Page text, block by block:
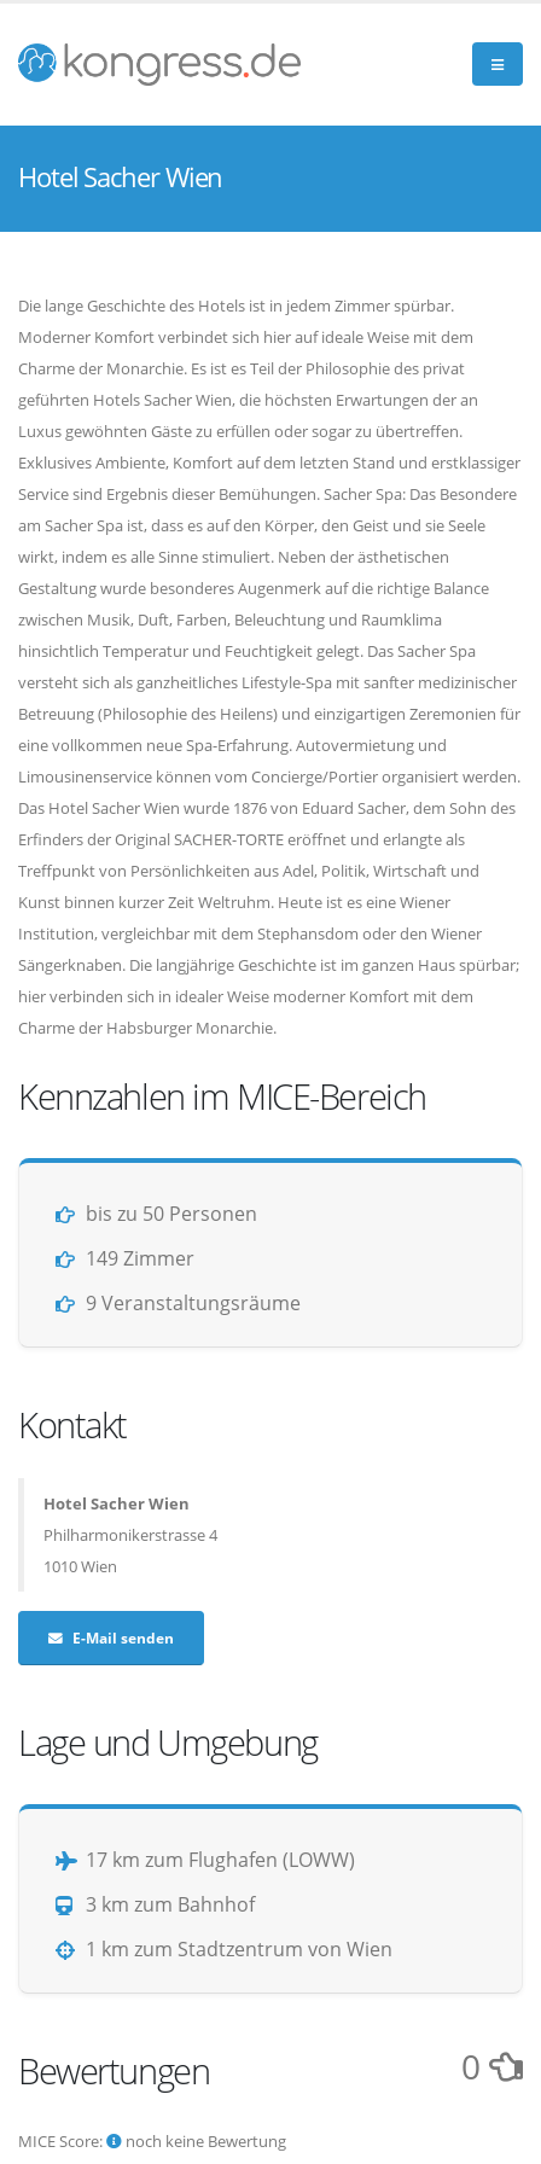
Hotel Sacher Wien
Die lange Geschichte des Hotels ist in jedem Zimmer spürbar.
Moderner Komfort verbindet sich hier auf ideale Weise mit dem
Charme der Monarchie. Es ist es Teil der Philosophie des privat
geführten Hotels Sacher Wien, die höchsten Erwartungen der an
Luxus gewöhnten Gäste zu erfüllen oder sogar zu übertreffen.
Exklusives Ambiente, Komfort auf dem letzten Stand und erstklassiger
Service sind Ergebnis dieser Bemühungen. Sacher Spa: Das Besondere
am Sacher Spa ist, dass es auf den Körper, den Geist und sie Seele
wirkt, indem es alle Sinne stimuliert. Neben der ästhetischen
Gestaltung wurde besonderes Augenmerk auf die richtige Balance
zwischen Musik, Duft, Farben, Beleuchtung und Raumklima
hinsichtlich Temperatur und Feuchtigkeit gelegt. Das Sacher Spa
versteht sich als ganzheitliches Lifestyle-Spa mit sanfter medizinischer
Betreuung (Philosophie des Heilens) und einzigartigen Zeremonien für
eine vollkommen neue Spa-Erfahrung. Autovermietung und
Limousinenservice können vom Concierge/Portier organisiert werden.
Das Hotel Sacher Wien wurde 1876 von Eduard Sacher, dem Sohn des
Erfinders der Original SACHER-TORTE eröffnet und erlangte als
Treffpunkt von Persönlichkeiten aus Adel, Politik, Wirtschaft und
Kunst binnen kurzer Zeit Weltruhm. Heute ist es eine Wiener
Institution, vergleichbar mit dem Stephansdom oder den Wiener
Sängerknaben. Die langjährige Geschichte ist im ganzen Haus spürbar;
hier verbinden sich in idealer Weise moderner Komfort mit dem
Charme der Habsburger Monarchie.
Kennzahlen im MICE-Bereich
bis zu 50 Personen
149 Zimmer
9 Veranstaltungsräume
Kontakt
Hotel Sacher Wien
Philharmonikerstrasse 4
1010 Wien
E-Mail senden
Lage und Umgebung
17 km zum Flughafen (LOWW)
3 km zum Bahnhof
1 km zum Stadtzentrum von Wien
Bewertungen 0
MICE Score: noch keine Bewertung